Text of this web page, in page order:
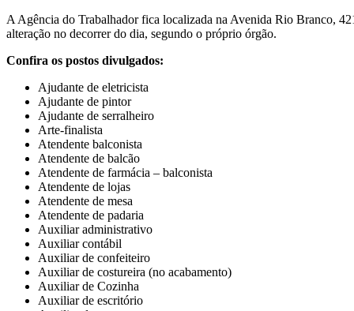
A Agência do Trabalhador fica localizada na Avenida Rio Branco,
alteração no decorrer do dia, segundo o próprio órgão.
Confira os postos divulgados:
Ajudante de eletricista
Ajudante de pintor
Ajudante de serralheiro
Arte-finalista
Atendente balconista
Atendente de balcão
Atendente de farmácia – balconista
Atendente de lojas
Atendente de mesa
Atendente de padaria
Auxiliar administrativo
Auxiliar contábil
Auxiliar de confeiteiro
Auxiliar de costureira (no acabamento)
Auxiliar de Cozinha
Auxiliar de escritório